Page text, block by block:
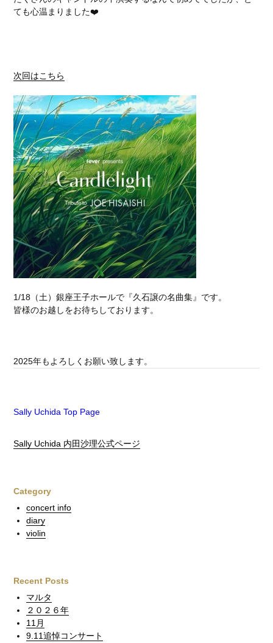
ても心温まりました❤️
次回はこちら
1/18（土）銀座王子ホールで『久石譲の名曲集』です。
皆様のお越しをお待ちしております。
2025年もよろしくお願い致します。
Sally Uchida Top Page
Sally Uchida 内田沙理公式ページ
Category
concert info
diary
violin
Recent Posts
マルタ
２０２６年
11月
9.11追悼コンサート